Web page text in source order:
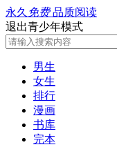
永久 免费品质阅读
退出青少年模式
男生
女生
排行
漫画
书库
完本